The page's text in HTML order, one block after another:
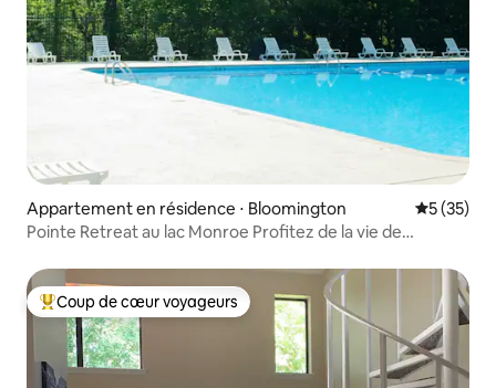
Appartement en résidence ⋅ Bloomington
5 (35)
Pointe Retreat au lac Monroe Profitez de la vie de
Coups de cœur voyageurs les plus appréciés
Coup de cœur voyageurs